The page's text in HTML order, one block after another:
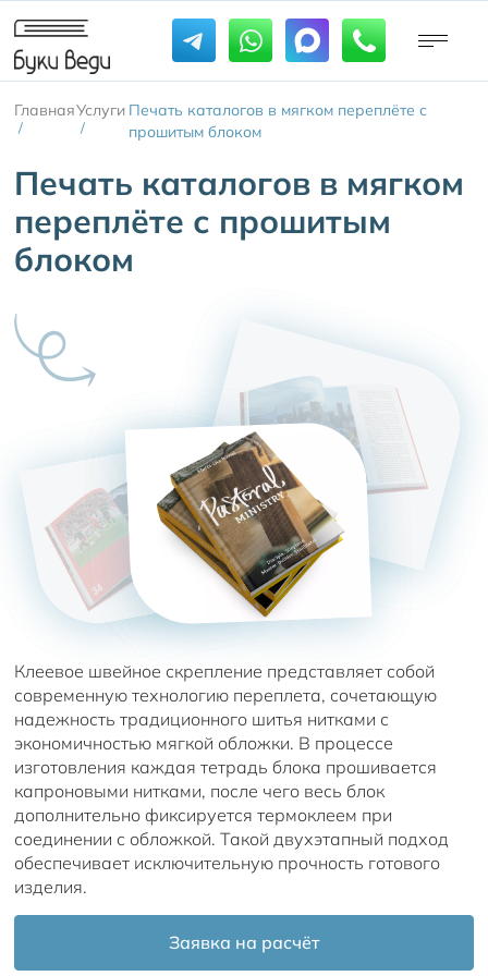
Главная
/
Услуги
/
Печать каталогов в мягком переплёте с
прошитым блоком
Печать каталогов в мягком
переплёте с прошитым
блоком
Клеевое швейное скрепление представляет собой
современную технологию переплета, сочетающую
надежность традиционного шитья нитками с
экономичностью мягкой обложки. В процессе
изготовления каждая тетрадь блока прошивается
капроновыми нитками, после чего весь блок
дополнительно фиксируется термоклеем при
соединении с обложкой. Такой двухэтапный подход
обеспечивает исключительную прочность готового
изделия.
Заявка на расчёт